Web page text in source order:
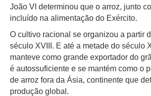
João VI determinou que o arroz, junto
incluído na alimentação do Exército.
O cultivo racional se organizou a partir
século XVIII. E até a metade do século
manteve como grande exportador do
é autossuficiente e se mantém como o
de arroz fora da Ásia, continente que
produção global.